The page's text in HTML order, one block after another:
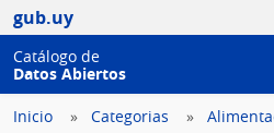
gub.uy
Catálogo de
Datos Abiertos
Inicio Categorias